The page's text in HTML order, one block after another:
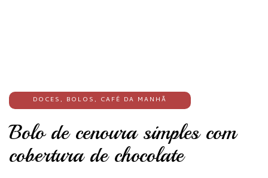
DOCES, BOLOS, CAFÉ DA MANHÃ
Bolo de cenoura simples com
cobertura de chocolate